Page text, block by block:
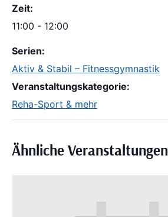
Zeit:
11:00 - 12:00
Serien:
Aktiv & Stabil – Fitnessgymnastik
Veranstaltungskategorie:
Reha-Sport & mehr
Ähnliche Veranstaltungen